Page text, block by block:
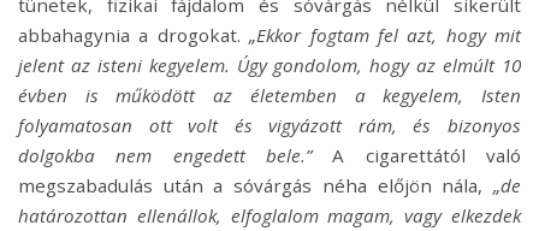
tünetek, fizikai fájdalom és sóvárgás nélkül sikerült
abbahagynia a drogokat.„Ekkor fogtam fel azt, hogy mit
jelent az isteni kegyelem. Úgy gondolom, hogy az elmúlt 10
évben is működött az életemben a kegyelem, Isten
folyamatosan ott volt és vigyázott rám, és bizonyos
dolgokba nem engedett bele.”A cigarettától való
megszabadulás után a sóvárgás néha előjön nála, „de
határozottan ellenállok, elfoglalom magam, vagy elkezdek